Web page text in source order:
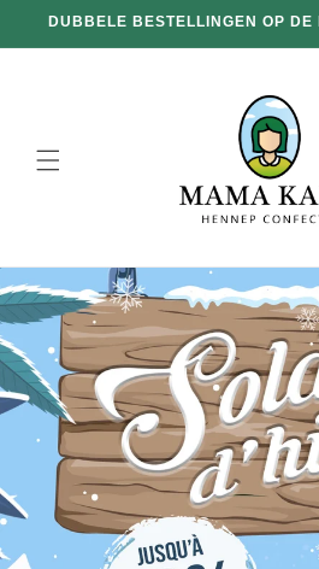
doorgaan
naar
DUBBELE BESTELLINGEN OP DE